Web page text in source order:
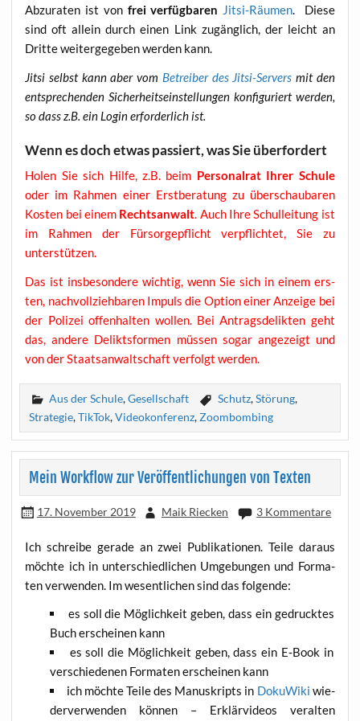
Abzu­ra­ten ist von frei ver­füg­ba­ren Jit­si-Räu­men. Die­se
sind oft allein durch einen Link zugäng­lich, der leicht an
Drit­te wei­ter­ge­ge­ben wer­den kann.
Jit­si selbst kann aber vom Betrei­ber des Jit­si-Ser­vers mit den
ent­spre­chen­den Sicher­heits­ein­stel­lun­gen kon­fi­gu­riert wer­den,
so dass z.B. ein Log­in erfor­der­lich ist.
Wenn es doch etwas passiert, was Sie überfordert
Holen Sie sich Hil­fe, z.B. beim Per­so­nal­rat Ihrer Schu­le
oder im Rah­men einer Erst­be­ra­tung zu über­schau­ba­ren
Kos­ten bei einem Rechts­an­walt. Auch Ihre Schul­lei­tung ist
im Rah­men der Für­sor­ge­pflicht ver­pflich­tet, Sie zu
unterstützen.
Das ist ins­be­son­de­re wich­tig, wenn Sie sich in einem ers­
ten, nach­voll­zieh­ba­ren Impuls die Opti­on einer Anzei­ge bei
der Poli­zei offen­hal­ten wol­len. Bei Antrags­de­lik­ten geht
das, ande­re Delikts­for­men müs­sen sogar ange­zeigt und
von der Staats­an­walt­schaft ver­folgt werden.
Aus der Schule,Gesellschaft Schutz,Störung,
Strategie,TikTok,Videokonferenz,Zoombombing
Mein Workflow zur Veröffentlichungen von Texten
17. November 2019 Maik Riecken 3 Kommentare
Ich schrei­be gera­de an zwei Publi­ka­tio­nen. Tei­le dar­aus
möch­te ich in unter­schied­li­chen Umge­bun­gen und For­ma­
ten ver­wen­den. Im wesent­li­chen sind das folgende:
es soll die Mög­lich­keit geben, dass ein gedruck­tes
Buch erschei­nen kann
es soll die Mög­lich­keit geben, dass ein E‑Book in
ver­schie­de­nen For­ma­ten erschei­nen kann
ich möch­te Tei­le des Manu­skripts in Doku­Wi­ki wie­
der­ver­wen­den kön­nen – Erklär­vi­de­os ver­al­ten